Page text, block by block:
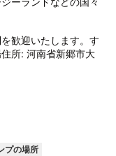
歓迎いたします。す
所: 河南省新郷市大
プの場所